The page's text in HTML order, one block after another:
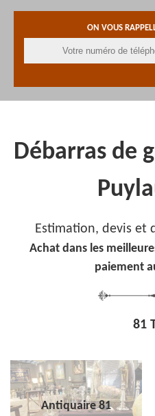
ON VOUS
Débarras de
Estimation, devis et
Achat dans les
paiement
81
Antiquaire 81